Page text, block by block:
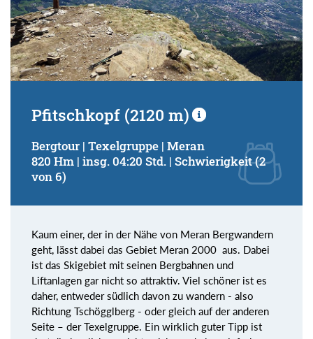
Pfitschkopf (2120 m)
Bergtour | Texelgruppe | Meran
820 Hm | insg. 04:20 Std. | Schwierigkeit (2
von 6)
Kaum einer, der in der Nähe von Meran Bergwandern
geht, lässt dabei das Gebiet Meran 2000 aus. Dabei
ist das Skigebiet mit seinen Bergbahnen und
Liftanlagen gar nicht so attraktiv. Viel schöner ist es
daher, entweder südlich davon zu wandern - also
Richtung Tschögglberg - oder gleich auf der anderen
Seite – der Texelgruppe. Ein wirklich guter Tipp ist